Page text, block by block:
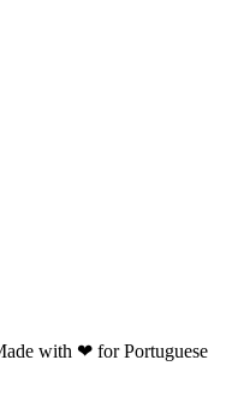
with ❤ for Portuguese